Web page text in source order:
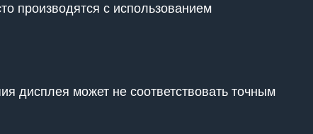
производятся с использованием
дисплея может не соответствовать точным